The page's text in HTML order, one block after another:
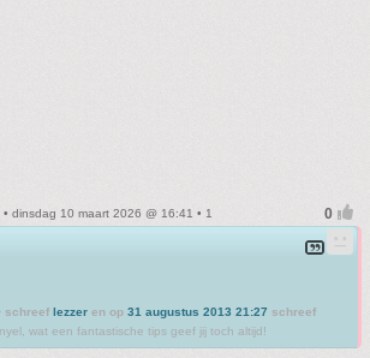
• dinsdag 10 maart 2026 @ 16:41 • 1
schreef lezzer en op 31 augustus 2013 21:27 schreef
wat een fantastische tips geef jij toch altijd!